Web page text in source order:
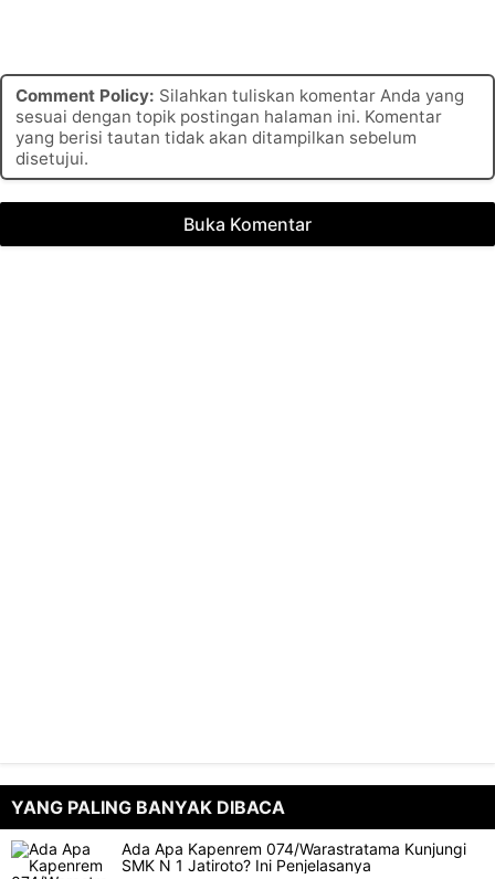
Comment Policy: Silahkan tuliskan komentar Anda yang
sesuai dengan topik postingan halaman ini. Komentar
yang berisi tautan tidak akan ditampilkan sebelum
disetujui.
Buka Komentar
YANG PALING BANYAK DIBACA
Ada Apa Kapenrem 074/Warastratama Kunjungi
SMK N 1 Jatiroto? Ini Penjelasanya